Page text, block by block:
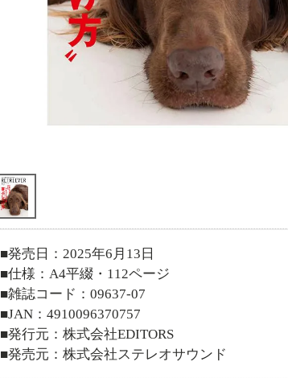
■発売日：2025年6月13日
■仕様：A4平綴・112ページ
■雑誌コード：09637-07
■JAN：4910096370757
■発行元：株式会社EDITORS
■発売元：株式会社ステレオサウンド